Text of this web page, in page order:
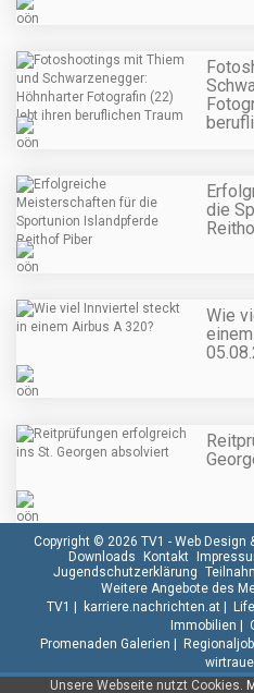
die
Wie
Unsere Webseite nutzt Cookies.
Copyright © 2026 TV1 - Web Design
Downloads Kontakt
Jugendschutzerklärung
Weitere Angebote des
TV1 | karriere.nachrichten.at|
Immobilien |
Promenaden Galerien |